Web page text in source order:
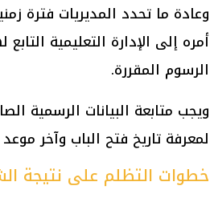
وعادة ما تحدد المديريات فترة
أمره إلى الإدارة التعليمية
الرسوم المقررة.
ويجب متابعة البيانات الرسمية
لمعرفة تاريخ فتح الباب وآخر
خطوات التظلم على نتيجة